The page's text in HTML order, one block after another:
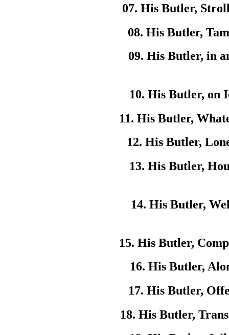
07. His Butler,
08. His Butler,
09. His Butler, in
10. His Butler, on
11. His Butler,
12. His Butler,
13. His Butler,
14. His Butler,
15. His Butler,
16. His Butler,
17. His Butler,
18. His Butler,